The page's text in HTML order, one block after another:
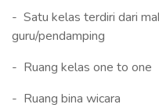
- Satu kelas terdiri dari
guru/pendamping
- Ruang kelas one to one
- Ruang bina wicara